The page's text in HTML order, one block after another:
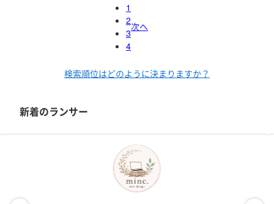
1
2
3
4
次へ
検索順位はどのように決まりますか？
新着のランサー